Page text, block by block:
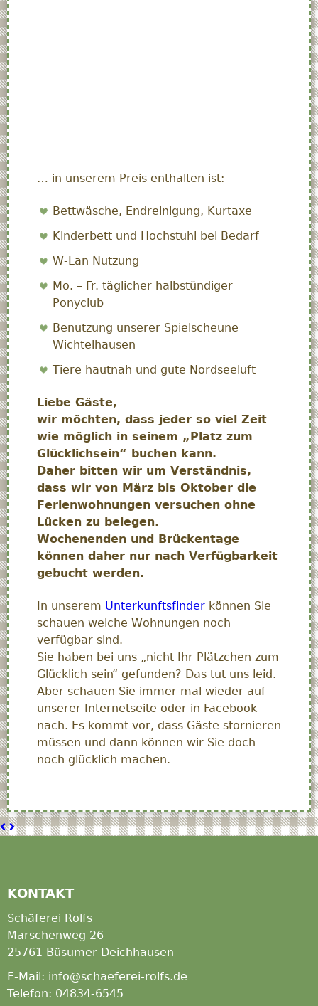
… in unserem Preis enthalten ist:
Bettwäsche, Endreinigung, Kurtaxe
Kinderbett und Hochstuhl bei Bedarf
W-Lan Nutzung
Mo. – Fr. täglicher halbstündiger
Ponyclub
Benutzung unserer Spielscheune
Wichtelhausen
Tiere hautnah und gute Nordseeluft
Liebe Gäste,
wir möchten, dass jeder so viel Zeit
wie möglich in seinem „Platz zum
Glücklichsein“ buchen kann.
Daher bitten wir um Verständnis,
dass wir von März bis Oktober die
Ferienwohnungen versuchen ohne
Lücken zu belegen.
Wochenenden und Brückentage
können daher nur nach Verfügbarkeit
gebucht werden.
In unserem Unterkunftsfinderkönnen Sie
schauen welche Wohnungen noch
verfügbar sind.
Sie haben bei uns „nicht Ihr Plätzchen zum
Glücklich sein“ gefunden? Das tut uns leid.
Aber schauen Sie immer mal wieder auf
unserer Internetseite oder in Facebook
nach. Es kommt vor, dass Gäste stornieren
müssen und dann können wir Sie doch
noch glücklich machen.
Ferienhaus
Flahde
KONTAKT
Schäferei Rolfs
Marschenweg 26
25761 Büsumer Deichhausen
E-Mail: info@schaeferei-rolfs.de
Telefon: 04834-6545